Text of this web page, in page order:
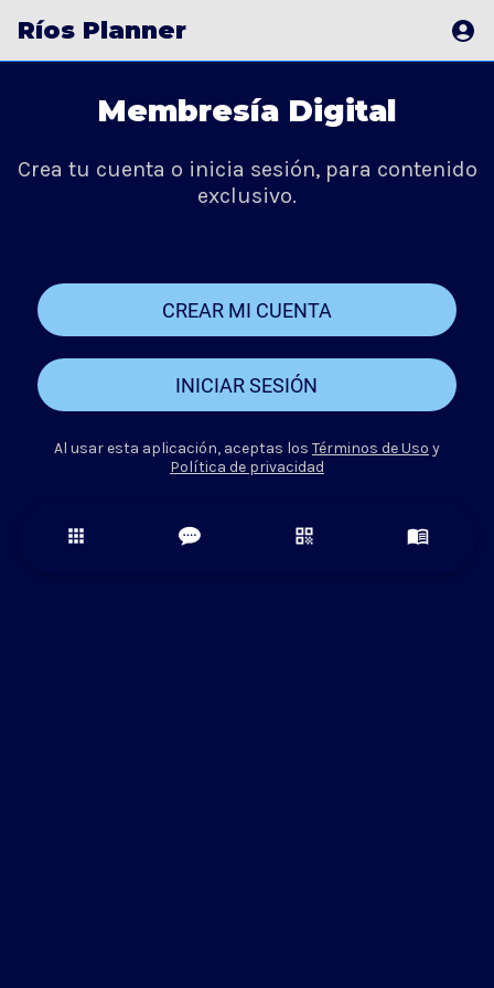
Ríos Planner
Membresía Digital
Crea tu cuenta o inicia sesión, para contenido
exclusivo.
CREAR MI CUENTA
INICIAR SESIÓN
Al usar esta aplicación, aceptas los Términos de Uso y
Política de privacidad